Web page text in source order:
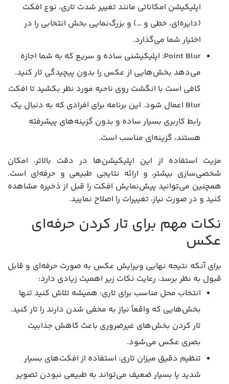
اپلیکیشن امکاناتی مانند تغییر شدت تاری، نوع افکت
(دایره‌ای، خطی و …) و بزرگ‌نمایی بخش انتخابی را در
اختیار شما می‌گذارد.
Point Blur: اپلیکیشنی ساده و سریع که به شما اجازه
می‌دهد بخش‌هایی از عکس را بدون پیچیدگی تار کنید.
کافی است با انگشت روی ناحیه مورد نظر بکشید تا افکت
Blur اعمال شود. این برنامه برای افرادی که به دنبال یک
رابط کاربری بسیار ساده و بدون گزینه‌های پیشرفته
هستند، گزینه‌ای مناسب است.
مزیت استفاده از این اپلیکیشن‌ها در دقت بالاتر، امکان
شخصی‌سازی بیشتر، و ارائه نتایجی طبیعی و حرفه‌ای است.
همچنین می‌توانید پیش‌نمایش افکت را قبل از ذخیره مشاهده
کنید و در صورت نیاز، تغییرات را اصلاح نمایید.
نکات مهم برای تار کردن حرفه‌ای
عکس
برای آنکه نتیجه نهایی ویرایش عکس به صورت حرفه‌ای و قابل
قبول به نظر برسد، رعایت نکات زیر اهمیت زیادی دارد:
انتخاب محل مناسب برای تاری: همیشه تلاش کنید تنها
بخش‌هایی که واقعاً نیاز به مخفی شدن دارند را تار کنید.
تار کردن بخش‌های غیرضروری باعث کاهش جذابیت
بصری عکس می‌شود.
تنظیم دقیق میزان تاری: استفاده از افکت‌های بسیار
شدید یا بسیار ضعیف می‌تواند به طبیعی نبودن تصویر